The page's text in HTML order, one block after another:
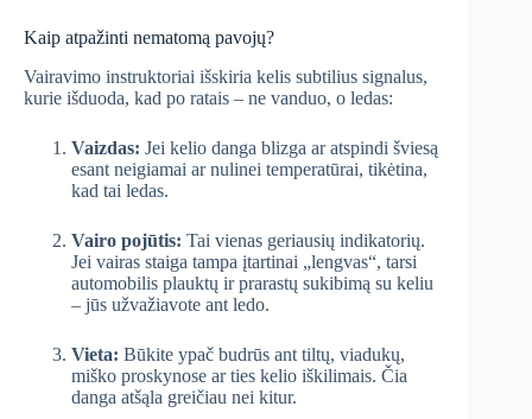
Kaip atpažinti nematomą pavojų?
Vairavimo instruktoriai išskiria kelis subtilius signalus,
kurie išduoda, kad po ratais – ne vanduo, o ledas:
Vaizdas: Jei kelio danga blizga ar atspindi šviesą
esant neigiamai ar nulinei temperatūrai, tikėtina,
kad tai ledas.
Vairo pojūtis: Tai vienas geriausių indikatorių.
Jei vairas staiga tampa įtartinai „lengvas“, tarsi
automobilis plauktų ir prarastų sukibimą su keliu
– jūs užvažiavote ant ledo.
Vieta: Būkite ypač budrūs ant tiltų, viadukų,
miško proskynose ar ties kelio iškilimais. Čia
danga atšąla greičiau nei kitur.